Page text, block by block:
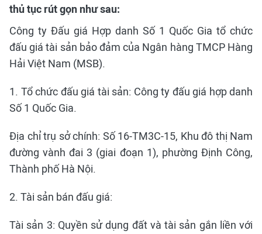
thủ tục rút gọn như sau:
Công ty Đấu giá Hợp danh Số 1 Quốc Gia tổ chức
đấu giá tài sản bảo đảm của Ngân hàng TMCP Hàng
Hải Việt Nam (MSB).
1. Tổ chức đấu giá tài sản: Công ty đấu giá hợp danh
Số 1 Quốc Gia.
Địa chỉ trụ sở chính: Số 16-TM3C-15, Khu đô thị Nam
đường vành đai 3 (giai đoạn 1), phường Định Công,
Thành phố Hà Nội.
2. Tài sản bán đấu giá:
Tài sản 3: Quyền sử dụng đất và tài sản gắn liền với